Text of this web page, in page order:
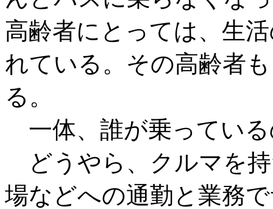
高齢者にとっては、生
れている。その高齢者
る。
一体、誰が乗ってい
どうやら、クルマを
場などへの通勤と業務